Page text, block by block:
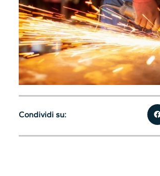
Condividi su: